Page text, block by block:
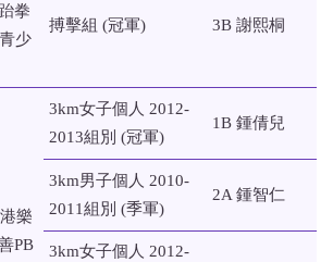
拳
少
搏擊組 (冠軍) 3B 謝熙桐
樂
PB
3km女子個人 2012-
2013組別 (冠軍)
1B 鍾倩兒
3km男子個人 2010-
2011組別 (季軍)
2A 鍾智仁
3km女子個人 2012-